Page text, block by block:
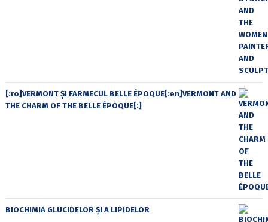
[:ro]VERMONT ȘI FARMECUL BELLE ÉPOQUE[:en]VERMONT AND
THE CHARM OF THE BELLE ÉPOQUE[:]
BIOCHIMIA GLUCIDELOR ȘI A LIPIDELOR